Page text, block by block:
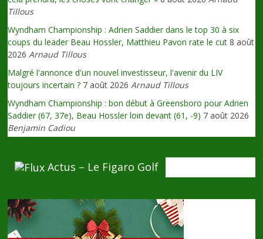
Tillous
Wyndham Championship : Adrien Saddier dans le top 30 à six
coups du leader Beau Hossler, Matthieu Pavon rate le cut 8 août
2026 Arnaud Tillous
Malgré l'annonce d'un nouvel investisseur, l'avenir du LIV
toujours incertain ? 7 août 2026 Arnaud Tillous
Wyndham Championship : bon début à Greensboro pour Adrien
Saddier (67, 37e), Beau Hossler loin devant (61, -9) 7 août 2026
Benjamin Cadiou
Actus – Le Figaro Golf